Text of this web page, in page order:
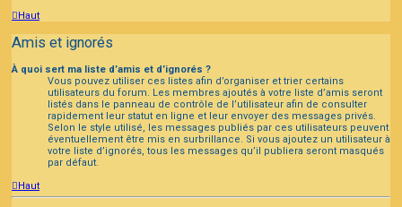
Haut
Amis et ignorés
À quoi sert ma liste d’amis et d’ignorés ?
Vous pouvez utiliser ces listes afin d’organiser et trier certains
utilisateurs du forum. Les membres ajoutés à votre liste d’amis seront
listés dans le panneau de contrôle de l’utilisateur afin de consulter
rapidement leur statut en ligne et leur envoyer des messages privés.
Selon le style utilisé, les messages publiés par ces utilisateurs peuvent
éventuellement être mis en surbrillance. Si vous ajoutez un utilisateur à
votre liste d’ignorés, tous les messages qu’il publiera seront masqués
par défaut.
Haut